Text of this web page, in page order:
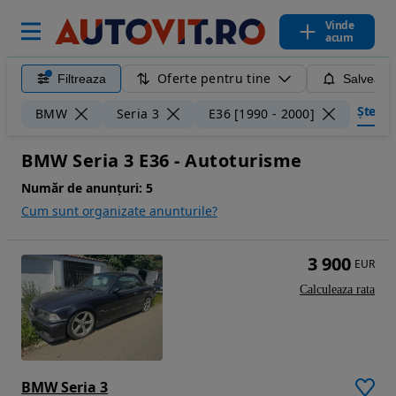
Vinde
acum
Filtreaza Oferte pentru tine
BMW Seria 3 E36 [1990 - 2000]
BMW Seria 3 E36 - Autoturisme
Număr de anunțuri: 5
Cum sunt organizate anunturile?
BMW Seria 3
3 900 EUR
Calculeaza rata